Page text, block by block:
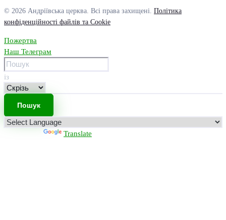
© 2026 Андріївська церква. Всі права захищені. Політика
конфіденційності файлів та Cookie
Пожертва
Наш Телеграм
із
Translate